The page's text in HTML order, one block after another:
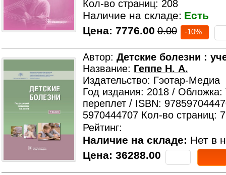
Кол-во страниц: 208
Наличие на складе: Есть
Цена: 7776.00 0.00 -10%
Автор: Детские болезни :
Название: Геппе Н. А.
Издательство: Гэотар-Медиа
Год издания: 2018 /
переплет / ISBN:
5970444707 Кол-во страниц:
Рейтинг:
Наличие на складе: Нет в
Цена: 36288.00